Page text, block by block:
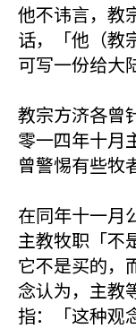
他不讳言，教
话，「他（教
可写一份给大
教宗方济各曾
零一四年十月
曾警惕有些牧
在同年十一月
主教牧职「不
它不是买的，
念认为，主教
指：「这种观